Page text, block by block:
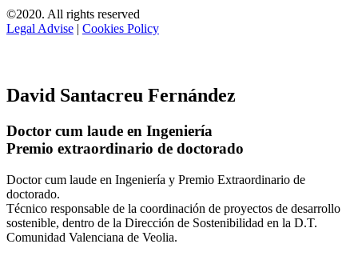
©2020. All rights reserved
Legal Advise | Cookies Policy
David Santacreu Fernández
Doctor cum laude en Ingeniería
Premio extraordinario de doctorado
Doctor cum laude en Ingeniería y Premio Extraordinario de
doctorado.
Técnico responsable de la coordinación de proyectos de desarrollo
sostenible, dentro de la Dirección de Sostenibilidad en la D.T.
Comunidad Valenciana de Veolia.